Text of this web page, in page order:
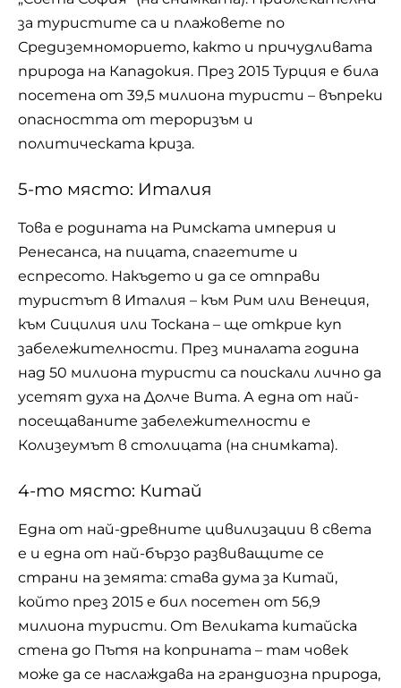
за туристите са и плажовете по
Средиземноморието, както и причудливата
природа на Кападокия. През 2015 Турция е била
посетена от 39,5 милиона туристи – въпреки
опасността от тероризъм и
политическата криза.
5-то място: Италия
Това е родината на Римската империя и
Ренесанса, на пицата, спагетите и
еспресото. Накъдето и да се отправи
туристът в Италия – към Рим или Венеция,
към Сицилия или Тоскана – ще открие куп
забележителности. През миналата година
над 50 милиона туристи са поискали лично да
усетят духа на Долче Вита. А една от най-
посещаваните забележителности е
Колизеумът в столицата (на снимката).
4-то място: Китай
Една от най-древните цивилизации в света
е и една от най-бързо развиващите се
страни на земята: става дума за Китай,
който през 2015 е бил посетен от 56,9
милиона туристи. От Великата китайска
стена до Пътя на коприната – там човек
може да се наслаждава на грандиозна природа,